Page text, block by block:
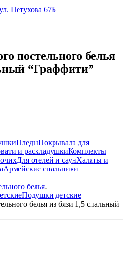
Петухова 67Б
постельного белья
“Граффити”
ПледыПокрывала для
и раскладушкиКомплекты
Для отелей и саунХалаты и
Армейские спальники
белья
Подушки детские
белья из бязи 1,5 спальный